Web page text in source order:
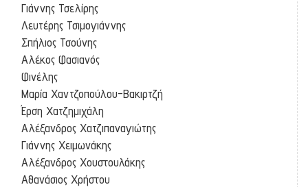
Γιάννης Τσελίρης
Λευτέρης Τσιμογιάννης
Σπήλιος Τσούνης
Αλέκος Φασιανός
Φινέλης
Μαρία Χαντζοπούλου-Βακιρτζή
Έρση Χατζημιχάλη
Αλέξανδρος Χατζιπαναγιώτης
Γιάννης Χειμωνάκης
Αλέξανδρος Χουστουλάκης
Αθανάσιος Χρήστου